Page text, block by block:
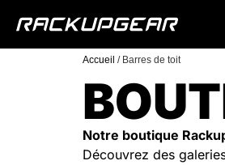
Accueil / Barres de toit
Notre boutique
Découvrez des